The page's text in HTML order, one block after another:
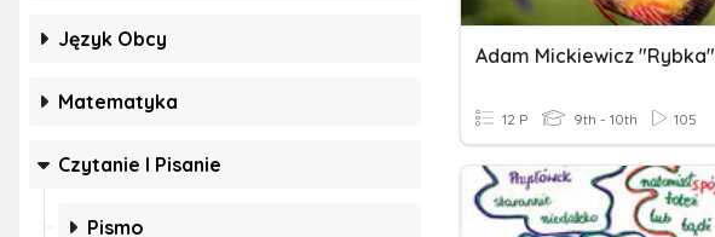
Język Obcy
Matematyka
Czytanie I Pisanie
Pismo
Adam Mickiewicz "Rybka"
12 P 9th - 10th 105